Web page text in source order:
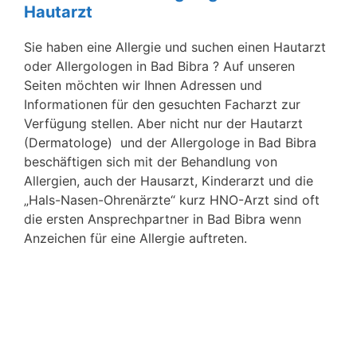
Hautarzt
Sie haben eine Allergie und suchen einen Hautarzt
oder Allergologen in Bad Bibra ? Auf unseren
Seiten möchten wir Ihnen Adressen und
Informationen für den gesuchten Facharzt zur
Verfügung stellen. Aber nicht nur der Hautarzt
(Dermatologe) und der Allergologe in Bad Bibra
beschäftigen sich mit der Behandlung von
Allergien, auch der Hausarzt, Kinderarzt und die
„Hals-Nasen-Ohrenärzte“ kurz HNO-Arzt sind oft
die ersten Ansprechpartner in Bad Bibra wenn
Anzeichen für eine Allergie auftreten.